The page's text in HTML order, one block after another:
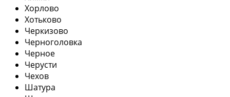
Хорлово
Хотьково
Черкизово
Черноголовка
Черное
Черусти
Чехов
Шатура